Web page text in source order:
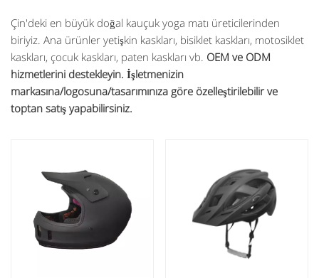
Çin'deki en büyük doğal kauçuk yoga matı üreticilerinden
biriyiz. Ana ürünler yetişkin kaskları, bisiklet kaskları, motosiklet
kaskları, çocuk kaskları, paten kaskları vb. OEM ve ODM
hizmetlerini destekleyin. İşletmenizin
markasına/logosuna/tasarımınıza göre özelleştirilebilir ve
toptan satış yapabilirsiniz.